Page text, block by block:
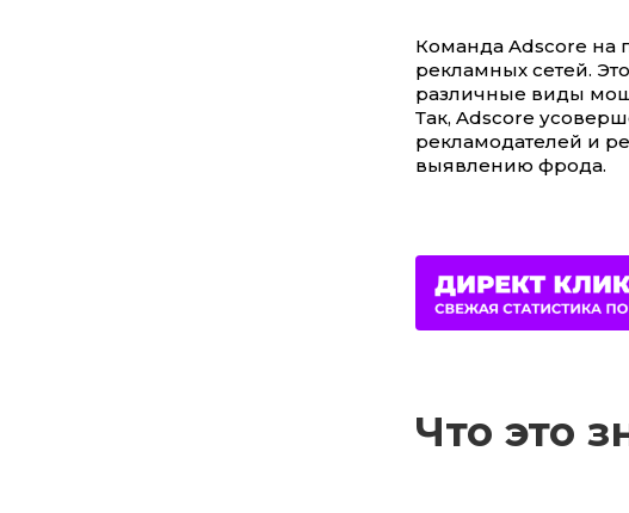
Команда Adscore на
рекламных сетей.
различные виды
Так, Adscore
рекламодателей и
выявлению фрода.
Что это